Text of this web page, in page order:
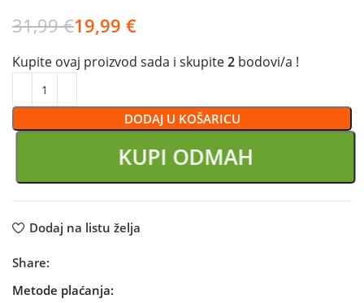
31,99€19,99 €
Kupite ovaj proizvod sada i skupite2 bodovi/a !
DODAJ U KOŠARICU
KUPI ODMAH
Dodaj na listu želja
Share:
Metode plaćanja: